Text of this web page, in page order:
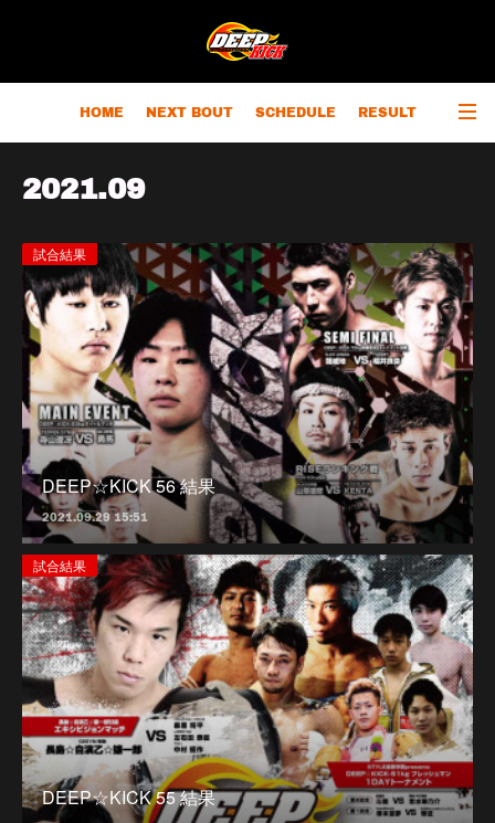
HOME NEXT BOUT SCHEDULE RESULT
2021.09
試合結果
DEEP☆KICK 56 結果
2021.09.29 15:51
試合結果
DEEP☆KICK 55 結果